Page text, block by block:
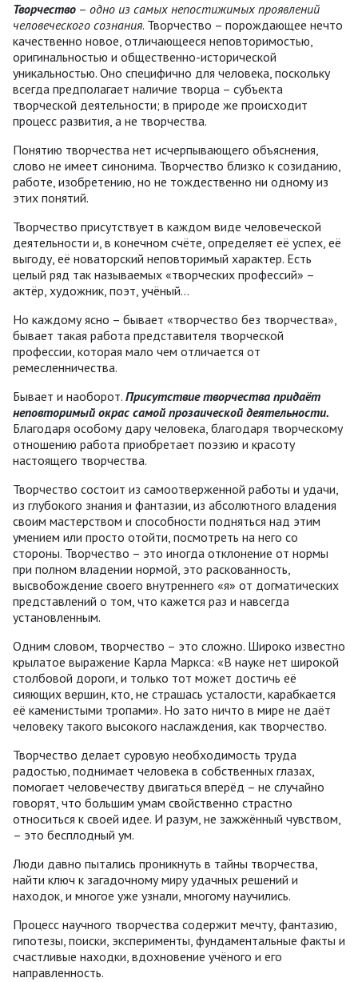
Творчество – одно из самых непостижимых проявлений
человеческого сознания. Творчество – порождающее нечто
качественно новое, отличающееся неповторимостью,
оригинальностью и общественно-исторической
уникальностью. Оно специфично для человека, поскольку
всегда предполагает наличие творца – субъекта
творческой деятельности; в природе же происходит
процесс развития, а не творчества.
Понятию творчества нет исчерпывающего объяснения,
слово не имеет синонима. Творчество близко к созиданию,
работе, изобретению, но не тождественно ни одному из
этих понятий.
Творчество присутствует в каждом виде человеческой
деятельности и, в конечном счёте, определяет её успех, её
выгоду, её новаторский неповторимый характер. Есть
целый ряд так называемых «творческих профессий» –
актёр, художник, поэт, учёный...
Но каждому ясно – бывает «творчество без творчества»,
бывает такая работа представителя творческой
профессии, которая мало чем отличается от
ремесленничества.
Бывает и наоборот. Присутствие творчества придаёт
неповторимый окрас самой прозаической деятельности.
Благодаря особому дару человека, благодаря творческому
отношению работа приобретает поэзию и красоту
настоящего творчества.
Творчество состоит из самоотверженной работы и удачи,
из глубокого знания и фантазии, из абсолютного владения
своим мастерством и способности подняться над этим
умением или просто отойти, посмотреть на него со
стороны. Творчество – это иногда отклонение от нормы
при полном владении нормой, это раскованность,
высвобождение своего внутреннего «я» от догматических
представлений о том, что кажется раз и навсегда
установленным.
Одним словом, творчество – это сложно. Широко известно
крылатое выражение Карла Маркса: «В науке нет широкой
столбовой дороги, и только тот может достичь её
сияющих вершин, кто, не страшась усталости, карабкается
её каменистыми тропами». Но зато ничто в мире не даёт
человеку такого высокого наслаждения, как творчество.
Творчество делает суровую необходимость труда
радостью, поднимает человека в собственных глазах,
помогает человечеству двигаться вперёд – не случайно
говорят, что большим умам свойственно страстно
относиться к своей идее. И разум, не зажжённый чувством,
– это бесплодный ум.
Люди давно пытались проникнуть в тайны творчества,
найти ключ к загадочному миру удачных решений и
находок, и многое уже узнали, многому научились.
Процесс научного творчества содержит мечту, фантазию,
гипотезы, поиски, эксперименты, фундаментальные факты и
счастливые находки, вдохновение учёного и его
направленность.